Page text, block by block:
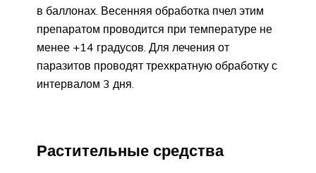
в баллонах. Весенняя обработка пчел этим
препаратом проводится при температуре не
менее +14 градусов. Для лечения от
паразитов проводят трехкратную обработку с
интервалом 3 дня.
Растительные средства